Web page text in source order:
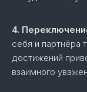
4.
себя и партнёра
достижений
взаимного